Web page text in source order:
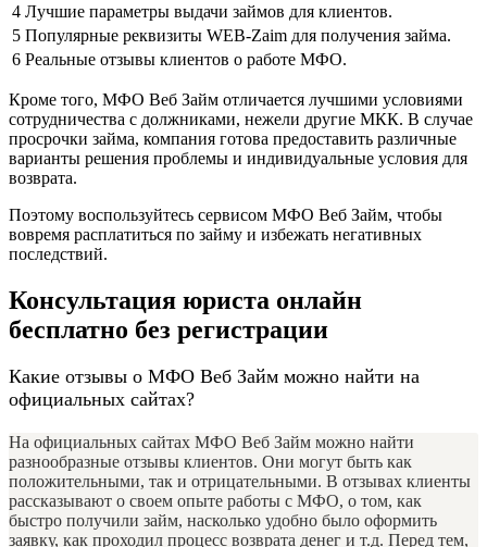
4 Лучшие параметры выдачи займов для клиентов.
5 Популярные реквизиты WEB-Zaim для получения займа.
6 Реальные отзывы клиентов о работе МФО.
Кроме того, МФО Веб Займ отличается лучшими условиями
сотрудничества с должниками, нежели другие МКК. В случае
просрочки займа, компания готова предоставить различные
варианты решения проблемы и индивидуальные условия для
возврата.
Поэтому воспользуйтесь сервисом МФО Веб Займ, чтобы
вовремя расплатиться по займу и избежать негативных
последствий.
Консультация юриста онлайн
бесплатно без регистрации
Какие отзывы о МФО Веб Займ можно найти на
официальных сайтах?
На официальных сайтах МФО Веб Займ можно найти
разнообразные отзывы клиентов. Они могут быть как
положительными, так и отрицательными. В отзывах клиенты
рассказывают о своем опыте работы с МФО, о том, как
быстро получили займ, насколько удобно было оформить
заявку, как проходил процесс возврата денег и т.д. Перед тем,